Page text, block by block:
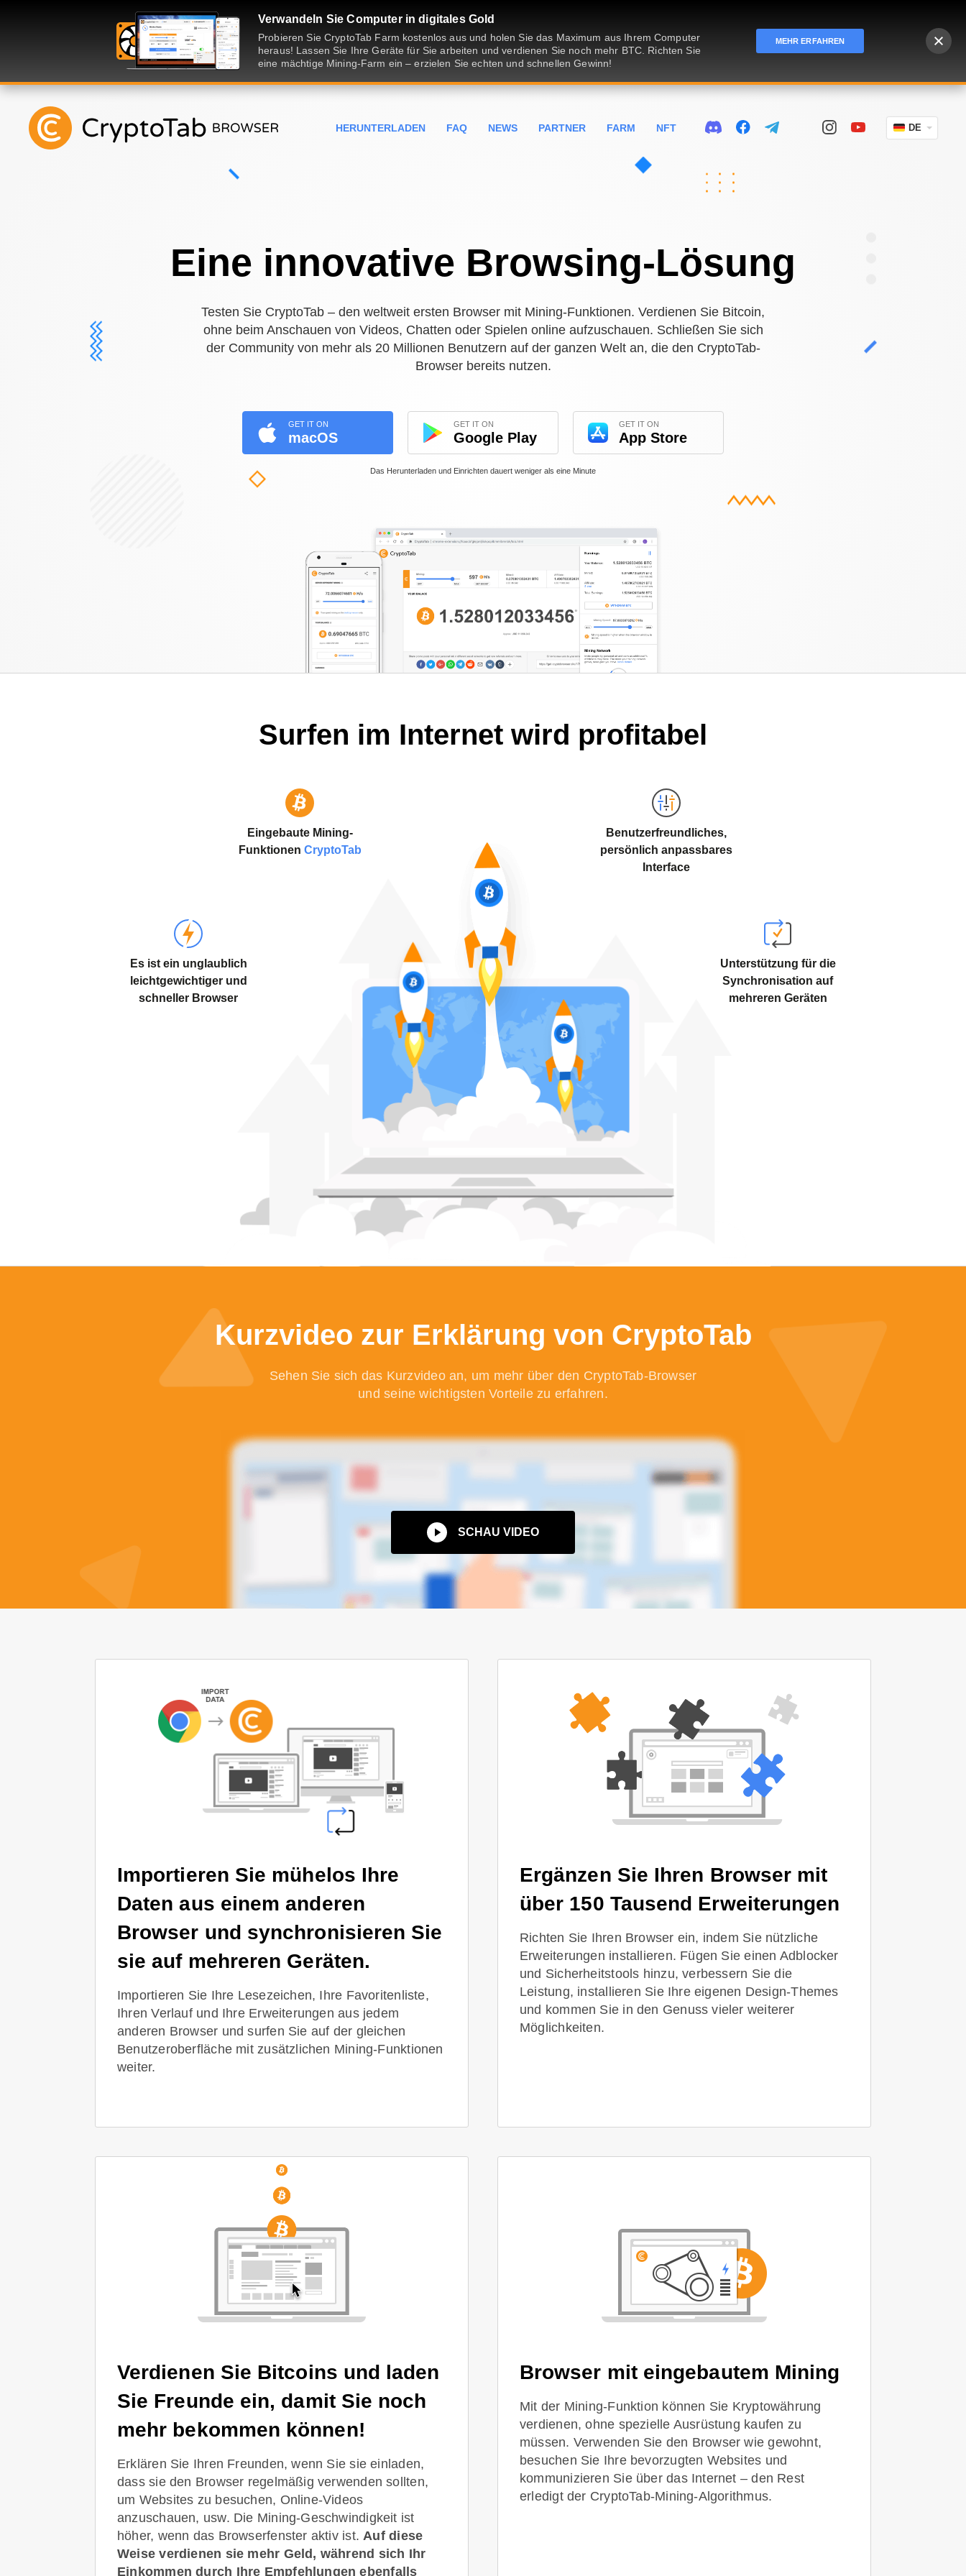
Verwandeln Sie Computer in digitales Gold
Probieren Sie CryptoTab Farm kostenlos aus und holen Sie das Maximum aus Ihrem Computer
heraus! Lassen Sie Ihre Geräte für Sie arbeiten und verdienen Sie noch mehr BTC. Richten Sie
eine mächtige Mining-Farm ein – erzielen Sie echten und schnellen Gewinn!
MEHR ERFAHREN
HERUNTERLADEN FAQ NEWS PARTNER FARM NFT DE
Eine innovative Browsing-Lösung
Testen Sie CryptoTab – den weltweit ersten Browser mit Mining-Funktionen. Verdienen Sie Bitcoin,
ohne beim Anschauen von Videos, Chatten oder Spielen online aufzuschauen. Schließen Sie sich
der Community von mehr als 20 Millionen Benutzern auf der ganzen Welt an, die den CryptoTab-
Browser bereits nutzen.
GET IT ON
macOS
GET IT ON
Google Play
GET IT ON
App Store
Das Herunterladen und Einrichten dauert weniger als eine Minute
Surfen im Internet wird profitabel
Eingebaute Mining-
Funktionen CryptoTab
Benutzerfreundliches,
persönlich anpassbares
Interface
Es ist ein unglaublich
leichtgewichtiger und
schneller Browser
Unterstützung für die
Synchronisation auf
mehreren Geräten
Kurzvideo zur Erklärung von CryptoTab
Sehen Sie sich das Kurzvideo an, um mehr über den CryptoTab-Browser
und seine wichtigsten Vorteile zu erfahren.
SCHAU VIDEO
Importieren Sie mühelos Ihre
Daten aus einem anderen
Browser und synchronisieren Sie
sie auf mehreren Geräten.
Importieren Sie Ihre Lesezeichen, Ihre Favoritenliste,
Ihren Verlauf und Ihre Erweiterungen aus jedem
anderen Browser und surfen Sie auf der gleichen
Benutzeroberfläche mit zusätzlichen Mining-Funktionen
weiter.
Ergänzen Sie Ihren Browser mit
über 150 Tausend Erweiterungen
Richten Sie Ihren Browser ein, indem Sie nützliche
Erweiterungen installieren. Fügen Sie einen Adblocker
und Sicherheitstools hinzu, verbessern Sie die
Leistung, installieren Sie Ihre eigenen Design-Themes
und kommen Sie in den Genuss vieler weiterer
Möglichkeiten.
Verdienen Sie Bitcoins und laden
Sie Freunde ein, damit Sie noch
mehr bekommen können!
Erklären Sie Ihren Freunden, wenn Sie sie einladen,
dass sie den Browser regelmäßig verwenden sollten,
um Websites zu besuchen, Online-Videos
anzuschauen, usw. Die Mining-Geschwindigkeit ist
höher, wenn das Browserfenster aktiv ist. Auf diese
Weise verdienen sie mehr Geld, während sich Ihr
Einkommen durch Ihre Empfehlungen ebenfalls
Browser mit eingebautem Mining
Mit der Mining-Funktion können Sie Kryptowährung
verdienen, ohne spezielle Ausrüstung kaufen zu
müssen. Verwenden Sie den Browser wie gewohnt,
besuchen Sie Ihre bevorzugten Websites und
kommunizieren Sie über das Internet – den Rest
erledigt der CryptoTab-Mining-Algorithmus.